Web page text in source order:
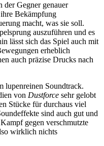
der Gegner genauer
Bekämpfung
macht, was sie soll.
auszuführen und es
lässt sich das Spiel auch mit
erheblich
auch präzise Drucks nach
lupenreinen Soundtrack.
von Dustforce sehr gelobt
Stücke für durchaus viel
sind auch gut und
gegen verschmutzte
wirklich nichts